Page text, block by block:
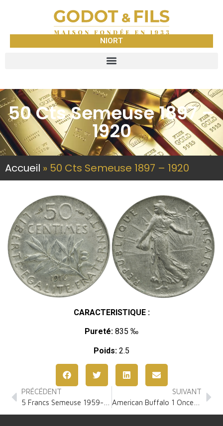
NIORT
50 Cts Semeuse 1897 –
1920
Accueil » 50 Cts Semeuse 1897 – 1920
CARACTERISTIQUE :
Pureté: 835 ‰
Poids: 2.5
PRÉCÉDENT
SUIVANT